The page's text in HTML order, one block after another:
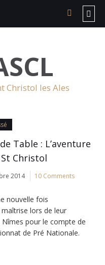
Christol les Ales
Table : L’aventure
Christol
2014 10 Comments
nouvelle fois
lors de leur
pour le compte de
de Pré Nationale.